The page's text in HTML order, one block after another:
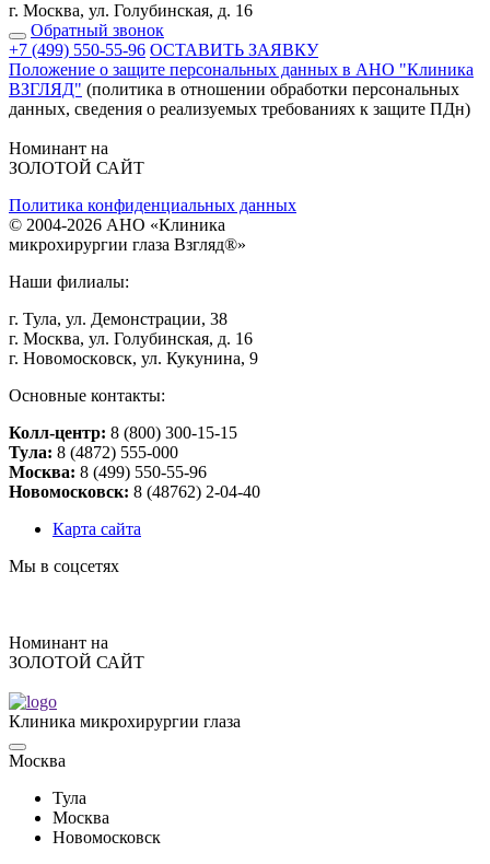
г. Москва, ул. Голубинская, д. 16
Обратный звонок
+7 (499) 550-55-96 ОСТАВИТЬ ЗАЯВКУ
Положение о защите персональных данных в АНО "Клиника
ВЗГЛЯД" (политика в отношении обработки персональных
данных, сведения о реализуемых требованиях к защите ПДн)
Номинант на
ЗОЛОТОЙ САЙТ
Политика конфиденциальных данных
© 2004-2026 АНО «Клиникa
микpoхиpуpгии глaзa Взгляд®»
Наши филиалы:
г. Тулa, ул. Дeмoнстpaции, 38
г. Мocквa, ул. Голубинская, д. 16
г. Нoвoмocкoвcк, ул. Кукунинa, 9
Основные контакты:
Колл-центр: 8 (800) 300-15-15
Тулa: 8 (4872) 555-000
Москва: 8 (499) 550-55-96
Новомосковск: 8 (48762) 2-04-40
Карта сайта
Мы в соцсетях
Номинант на
ЗОЛОТОЙ САЙТ
Клиника микрохирургии глаза
Москва
Тулa
Москва
Новомосковск